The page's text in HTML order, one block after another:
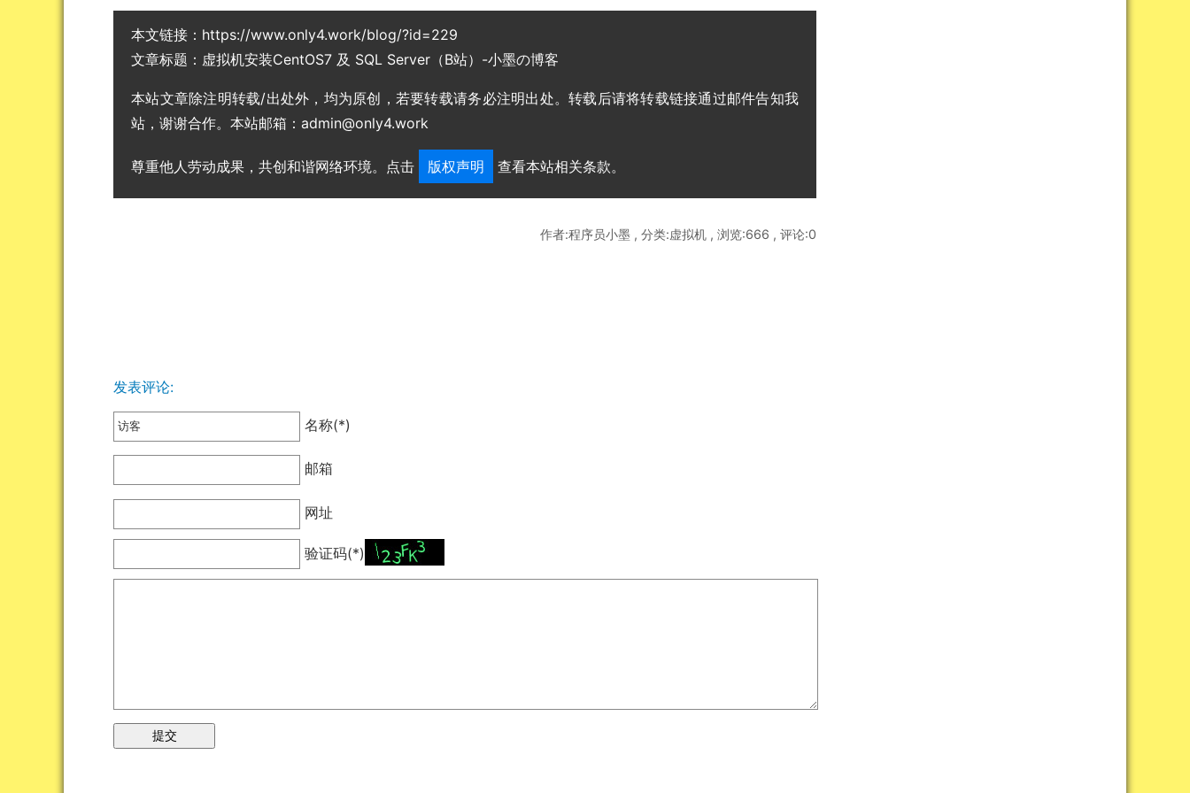
本文链接： https://www.only4.work/blog/?id=229
文章标题： 虚拟机安装CentOS7 及 SQL Server（B站）-小墨の博客
本站文章除注明转载/出处外，均为原创，若要转载请务必注明出处。转载后请将转载链接通过邮件告知我
站，谢谢合作。本站邮箱：admin@only4.work
尊重他人劳动成果，共创和谐网络环境。点击 版权声明 查看本站相关条款。
作者:程序员小墨 , 分类:虚拟机 , 浏览:666 , 评论:0
发表评论:
名称(*)
邮箱
网址
验证码(*)